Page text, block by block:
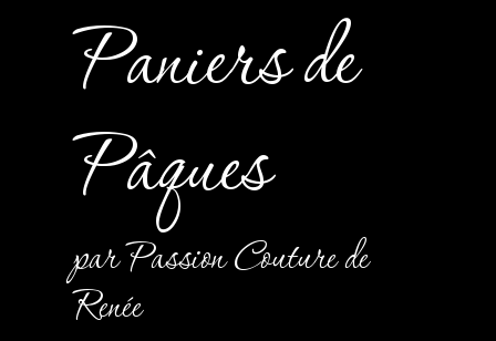
Paniers de
Pâques
par Passion Couture de
Renée